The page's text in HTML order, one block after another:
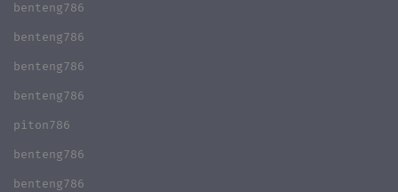
benteng786
benteng786
benteng786
benteng786
piton786
benteng786
benteng786